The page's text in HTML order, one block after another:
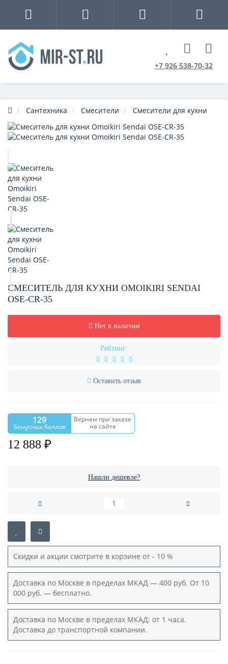
+7 926 538-70-32
Сантехника Смесители Смесители для кухни
СМЕСИТЕЛЬ ДЛЯ КУХНИ OMOIKIRI SENDAI
OSE-CR-35
Нет в наличии
Рейтинг:
Оставить отзыв
129
Бонусных баллов
Вернем при заказе
на сайте
12 888 ₽
Нашли дешевле?
Скидки и акции смотрите в корзине от - 10 %
Доставка по Москве в пределах МКАД — 400 руб. От 10
000 руб. — бесплатно.
Доставка по Москве в пределах МКАД: от 1 часа.
Доставка до транспортной компании.